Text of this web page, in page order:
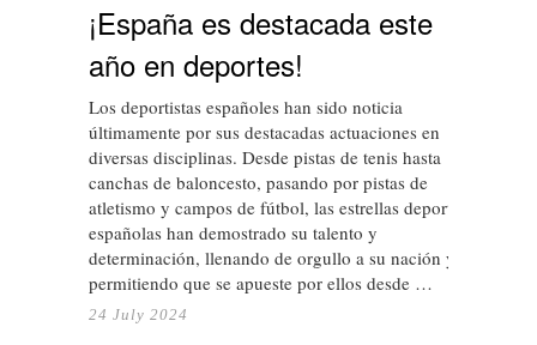
¡España es destacada este
año en deportes!
Los deportistas españoles han sido noticia
últimamente por sus destacadas actuaciones en
diversas disciplinas. Desde pistas de tenis hasta
canchas de baloncesto, pasando por pistas de
atletismo y campos de fútbol, ​​las estrellas deportivas
españolas han demostrado su talento y
determinación, llenando de orgullo a su nación y
permitiendo que se apueste por ellos desde …
24 July 2024